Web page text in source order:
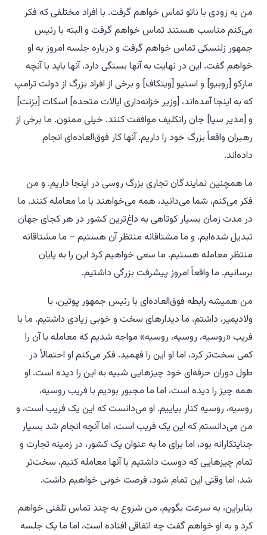
من به زودی با ناتو تماس خواهم گرفت. با افراد مختلفی که فکر
می‌کنم مناسب هستند تماس خواهم گرفت و البته با رئیس
جمهور زلنسکی تماس خواهم گرفت و درباره جلسه امروز به او
خواهم گفت. این در نهایت به آنها بستگی دارد. آنها باید با آنچه
مارکو [روبیو] و استیو [ویتکاف] و برخی از افراد بزرگ از دولت ترامپ
که به اینجا آمده‌اند، [وزیر خزانه‌داری ایالات متحده] اسکات [بزنت]
و [مدیر سیا] جان راتکلیف موافقت کنند. خیلی ممنون. ما برخی از
رهبران واقعاً بزرگ خود را داریم. آنها کار فوق‌العاده‌ای انجام
داده‌اند.
ما همچنین نمایندگان تجاری بزرگ روسی در اینجا داریم. و من
فکر می‌کنم، شما می‌دانید، همه می‌خواهند با ما معامله کنند. ما
در مدت زمان بسیار کوتاهی به داغ‌ترین کشور در هر کجای جهان
تبدیل شده‌ایم. و ما مشتاقانه منتظر آن هستیم – ما مشتاقانه
منتظر معامله هستیم. ما سعی خواهیم کرد این را به پایان
برسانیم. ما واقعاً امروز پیشرفت بزرگی داشتیم.
من همیشه رابطه فوق‌العاده‌ای با رئیس جمهور پوتین، با
ولادیمیر، داشتم. ما دیدارهای سخت و خوبی زیادی داشتیم. ما با
فریب «روسیه، روسیه، روسیه» مواجه شدیم که معامله با آن را
کمی سخت‌تر کرد، اما او این را فهمید. فکر می‌کنم او احتمالاً در
طول دوران حرفه‌ای خود چیزهایی شبیه به این را دیده است. او
همه چیز را دیده است، اما ما مجبور بودیم با فریب روسیه،
روسیه، روسیه کنار بیاییم. او می‌دانست که این یک فریب است، و
من می‌دانستم که این یک فریب است، اما آنچه انجام شد بسیار
جنایتکارانه بود، اما برای ما به عنوان یک کشور، در زمینه تجارت و
تمام چیزهایی که دوست داشتیم با آنها معامله کنیم، سخت‌تر
شد، اما وقتی این تمام شود، فرصت خوبی خواهیم داشت.
بنابراین، به سرعت بگویم، من شروع به چند تماس تلفنی خواهم
کرد و به او خواهم گفت چه اتفاقی افتاده است، اما ما یک جلسه